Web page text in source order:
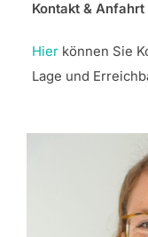
Kontakt & Anfahrt
Hierkönnen Sie
Lage und